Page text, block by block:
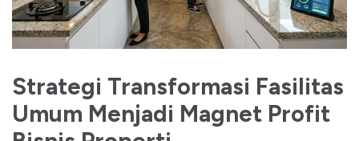
Strategi Transformasi Fasilitas
Umum Menjadi Magnet Profit